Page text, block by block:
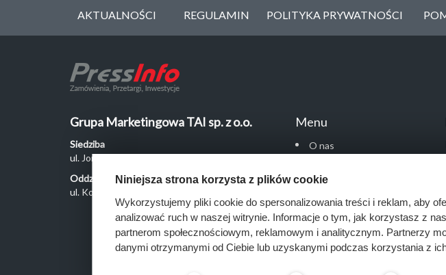
AKTUALNOŚCI REGULAMIN POLITYKA PRYWATNOŚCI
Grupa Marketingowa TAI sp. z o.o.
Siedziba
ul. Jordanowska 12, 04-204 Warszawa
Oddział Poznań
ul. Kochanowskiego 18/6, 60-846 Poznań
Menu
O nas
Monitoring przetargów
Raporty przetargowe
Ustawienia cookies
Kontakt
Niniejsza strona korzysta z plików cookie
Wykorzystujemy pliki cookie do spersonalizowania treści i reklam, aby
analizować ruch w naszej witrynie. Informacje o tym, jak korzystasz z
partnerom społecznościowym, reklamowym i analitycznym. Partnerzy
danymi otrzymanymi od Ciebie lub uzyskanymi podczas korzystania z ich